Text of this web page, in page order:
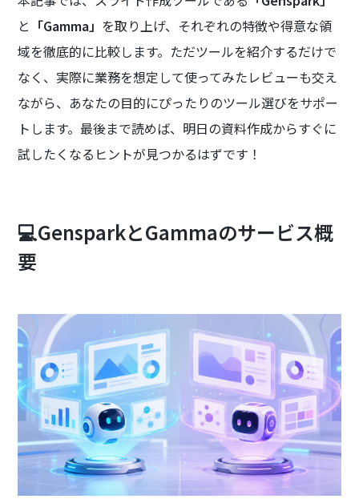
と 「Gamma」 を取り上げ、それぞれの特徴や得意な領
域を徹底的に比較します。ただツールを紹介するだけで
なく、実際に業務を想定して使ってみたレビューも交え
ながら、あなたの目的にぴったりのツール選びをサポー
トします。最後まで読めば、明日の資料作成からすぐに
試したくなるヒントが見つかるはずです！
💻GensparkとGammaのサービス概
要